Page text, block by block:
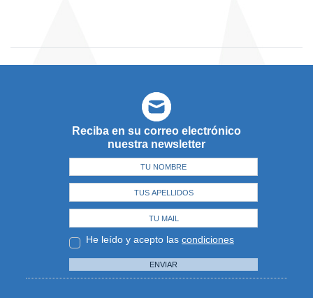
Reciba en su correo electrónico
nuestra newsletter
He leído y acepto las condiciones
ENVIAR